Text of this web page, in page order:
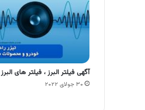
آگهی فیلتر البرز ، فیلتر های البرز
۳۰ جولای ۲۰۲۲